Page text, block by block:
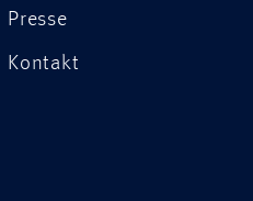
Presse
Kontakt